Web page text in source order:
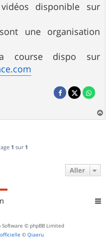
disponible sur
une organisation
course dispo sur
a
1 sur 1
Aller
Software © phpBB Limited
© Qiaeru